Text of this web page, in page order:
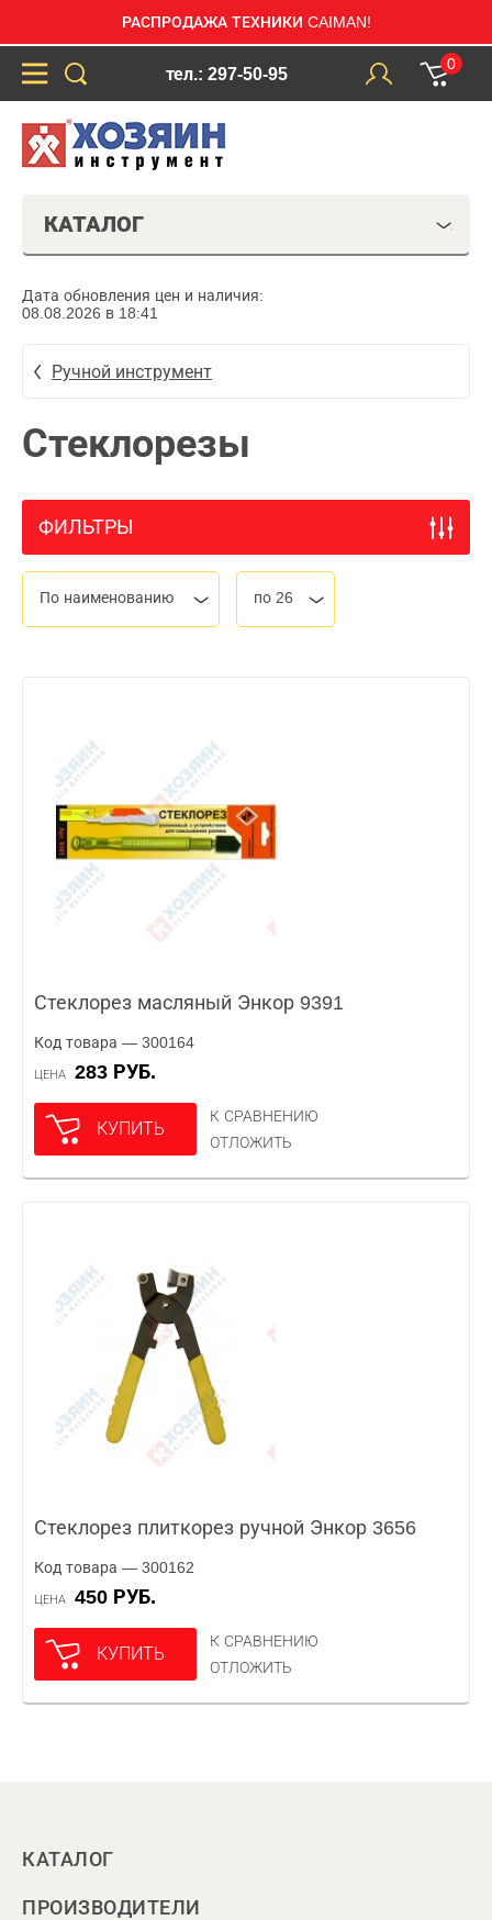
РАСПРОДАЖА ТЕХНИКИ CAIMAN!
тел.: 297-50-95
0
КАТАЛОГ
Дата обновления цен и наличия:
08.08.2026 в 18:41
Ручной инструмент
Стеклорезы
ФИЛЬТРЫ
По наименованию по 26
Стеклорез масляный Энкор 9391
Код товара — 300164
ЦЕНА 283 РУБ.
КУПИТЬ
К СРАВНЕНИЮ
ОТЛОЖИТЬ
Стеклорез плиткорез ручной Энкор 3656
Код товара — 300162
ЦЕНА 450 РУБ.
КУПИТЬ
К СРАВНЕНИЮ
ОТЛОЖИТЬ
КАТАЛОГ
ПРОИЗВОДИТЕЛИ